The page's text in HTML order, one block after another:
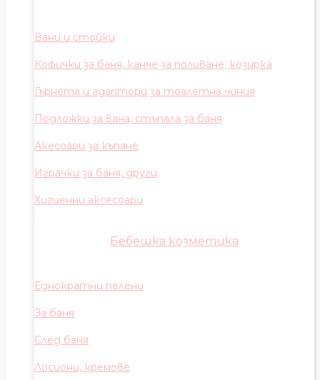
Вани и стойки
Кофички за баня, канче за поливане, козирка
Гърнета и адаптори за тоалетна чиния
Подложки за вана, стъпала за баня
Акесоари за къпане
Играчки за баня, други
Хигиенни аксесоари
Бебешка козметика
Еднократни пелени
За баня
След баня
Лосиони, кремове